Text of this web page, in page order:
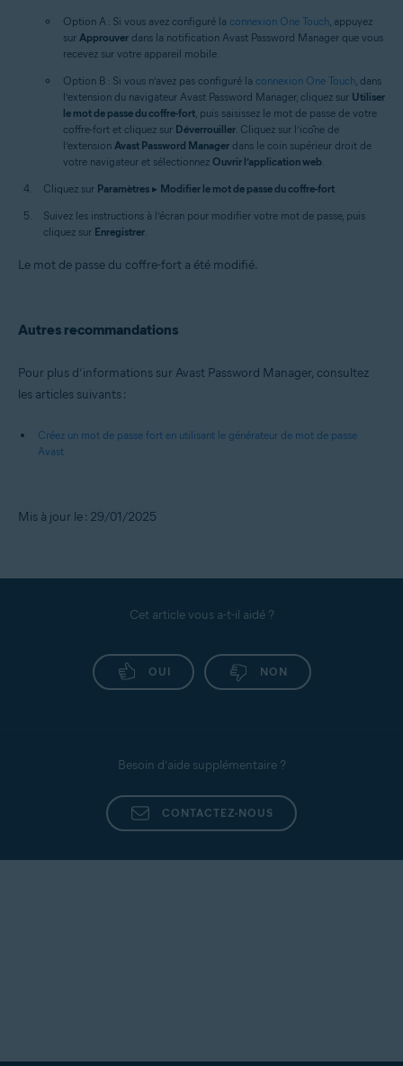
Option A : Si vous avez configuré la connexion One Touch, appuyez
sur Approuver dans la notification Avast Password Manager que vous
recevez sur votre appareil mobile.
Option B : Si vous n’avez pas configuré la connexion One Touch, dans
l’extension du navigateur Avast Password Manager, cliquez sur Utiliser
le mot de passe du coffre-fort, puis saisissez le mot de passe de votre
coffre-fort et cliquez sur Déverrouiller. Cliquez sur l’icône de
l’extension Avast Password Manager dans le coin supérieur droit de
votre navigateur et sélectionnez Ouvrir l’application web.
Cliquez sur Paramètres ▸ Modifier le mot de passe du coffre-fort.
Suivez les instructions à l’écran pour modifier votre mot de passe, puis
cliquez sur Enregistrer.
Le mot de passe du coffre-fort a été modifié.
Autres recommandations
Pour plus d’informations sur Avast Password Manager, consultez
les articles suivants :
Créez un mot de passe fort en utilisant le générateur de mot de passe
Avast
Mis à jour le : 29/01/2025
Cet article vous a-t-il aidé ?
OUI NON
Besoin d’aide supplémentaire ?
CONTACTEZ-NOUS